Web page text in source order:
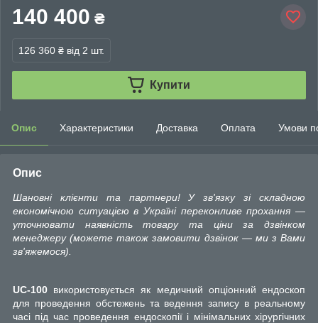
140 400 ₴
126 360 ₴ від 2 шт.
Купити
Опис Характеристики Доставка Оплата Умови
Опис
Шановні клієнти та партнери! У зв'язку зі складною
економічною ситуацією в Україні переконливе прохання —
уточнювати наявність товару та ціни за дзвінком
менеджеру (можете також замовити дзвінок — ми з Вами
зв'яжемося).
UC-100 використовується як медичний опціонний ендоскоп
для проведення обстежень та ведення запису в реальному
часі під час проведення ендоскопії і мінімальних хірургічних